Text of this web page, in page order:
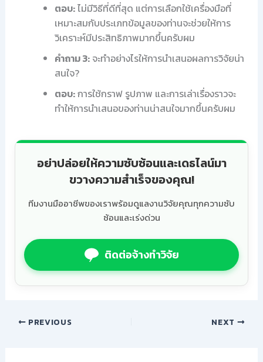
ตอบ:ไม่มีวิธีที่ดีที่สุด แต่การเลือกใช้เครื่องมือที่
เหมาะสมกับประเภทข้อมูลของท่านจะช่วยให้การ
วิเคราะห์มีประสิทธิภาพมากขึ้นครับผม
คำถาม 3:จะทำอย่างไรให้การนำเสนอผลการวิจัยน่า
สนใจ?
ตอบ:การใช้กราฟ รูปภาพ และการเล่าเรื่องราวจะ
ทำให้การนำเสนอของท่านน่าสนใจมากขึ้นครับผม
อย่าปล่อยให้ความซับซ้อนและเดธไลน์มา
ขวางความสำเร็จของคุณ!
ทีมงานมืออาชีพของเราพร้อมดูแลงานวิจัยคุณทุกความซับ
ซ้อนและเร่งด่วน
ติดต่อจ้างทำวิจัย
PREVIOUS NEXT